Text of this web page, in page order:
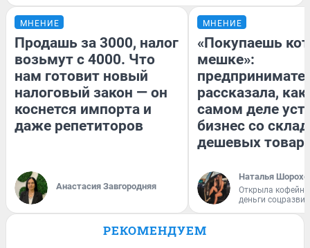
МНЕНИЕ
Продашь за 3000, налог
возьмут с 4000. Что
нам готовит новый
налоговый закон — он
коснется импорта и
даже репетиторов
Анастасия Завгородняя
МНЕНИЕ
«Покупаешь
мешке»:
рассказала, как
самом деле
бизнес со
дешевых
Наталья
Открыла
деньги
РЕКОМЕНДУЕМ